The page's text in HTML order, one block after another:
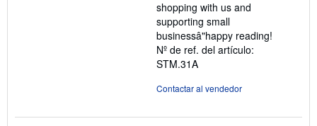
shopping with us and
supporting small
businessâ"happy reading!
Nº de ref. del artículo:
STM.31A
Contactar al vendedor